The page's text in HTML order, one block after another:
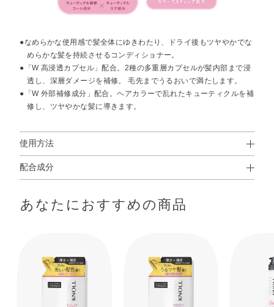
●なめらかな使用感で髪全体にゆきわたり、ドライ後もツヤやかでな
めらかな髪を持続させるコンディショナー。
●「W 高浸透カプセル」配合。2種の多重層カプセルが髪内部まで浸
透し、深層ダメージを補修。 毛先までうるおいで満たします。
●「W 外部補修成分」配合。ヘアカラーで乱れたキューティクルを補
修し、ツヤやかな髪に導きます。
使用方法
使用方法
●シャンプー後に軽く水気をきり、適量を髪全体になじませてからす
すぎます。
配合成分
イル・トリエチルヘキサノイン・ベヘントリモニウムクロ
エン酸Na・コレステロール・ジグルコシル没食子酸・ジコ
コイルエチルヒドロキシエチルモニウムメトサルフェー
ト・ジココジモニウムクロリド・ジステアリルジモニウム
あなたにおすすめの商品